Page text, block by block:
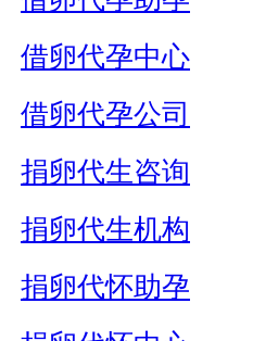
借卵代孕中心
借卵代孕公司
捐卵代生咨询
捐卵代生机构
捐卵代怀助孕